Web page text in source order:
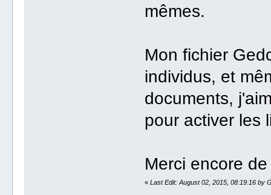
mêmes.
Mon fichier
individus, et
documents,
pour activer les
Merci encore
«Last Edit: August 02, 2015, 08:19:16 by